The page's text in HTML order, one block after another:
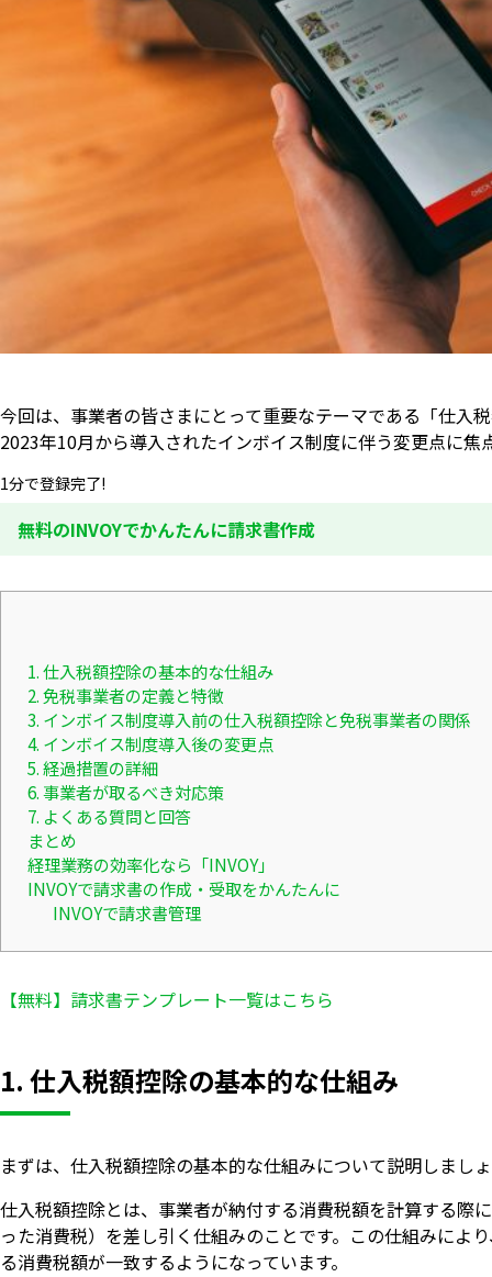
今回は、事業者の皆さまにとって重要なテーマである「仕入
2023年10月から導入されたインボイス制度に伴う変更点に
1分で登録完了!
無料のINVOYでかんたんに請求書作成
1. 仕入税額控除の基本的な仕組み
2. 免税事業者の定義と特徴
3. インボイス制度導入前の仕入税額控除と免税事業者の関係
4. インボイス制度導入後の変更点
5. 経過措置の詳細
6. 事業者が取るべき対応策
7. よくある質問と回答
まとめ
経理業務の効率化なら「INVOY」
INVOYで請求書の作成・受取をかんたんに
INVOYで請求書管理
【無料】請求書テンプレート一覧はこちら
1. 仕入税額控除の基本的な仕組み
まずは、仕入税額控除の基本的な仕組みについて説明しまし
仕入税額控除とは、事業者が納付する消費税額を計算する際
った消費税）を差し引く仕組みのことです。この仕組みによ
る消費税額が一致するようになっています。